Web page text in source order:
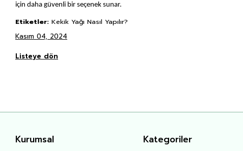
için daha güvenli bir seçenek sunar.
Etiketler: Kekik Yağı Nasıl Yapılır?
Kasım 04, 2024
Listeye dön
Kurumsal Kategoriler